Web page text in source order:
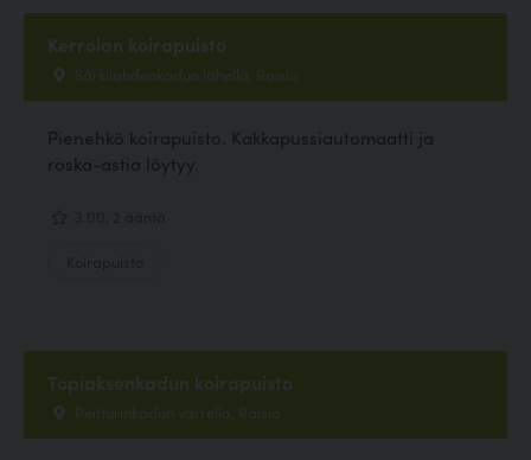
Kerrolan koirapuisto
Särkilahdenkadun lähellä, Raisio
Pienehkö koirapuisto. Kakkapussiautomaatti ja
roska-astia löytyy.
Topiaksenkadun koirapuisto
Peitturinkadun varrella, Raisio